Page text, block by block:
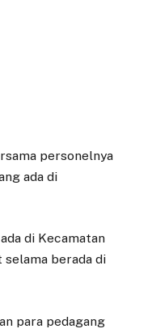
personelnya
ada di
di Kecamatan
berada di
para pedagang